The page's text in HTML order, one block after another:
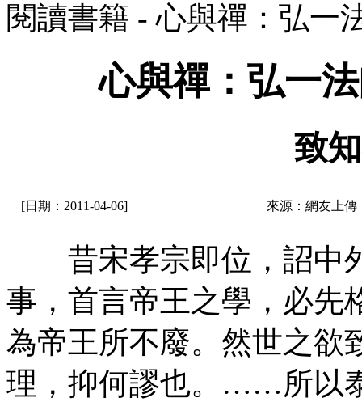
閱讀書籍 - 心與禪：弘
心與禪：弘一
致
[日期：2011-04-06] 來源：網友上
昔宋孝宗即位，詔中
事，首言帝王之學，必先
為帝王所不廢。然世之欲
理，抑何謬也。……所以